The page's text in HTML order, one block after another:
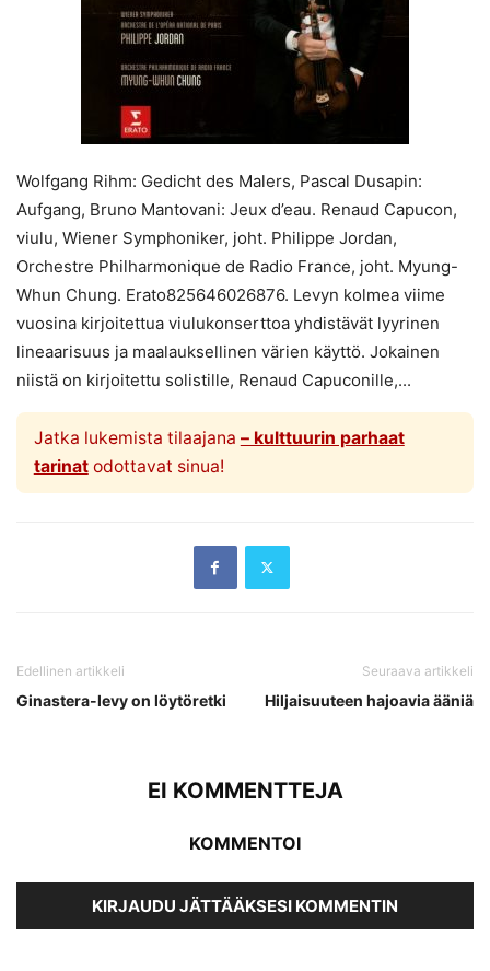
Wolfgang Rihm: Gedicht des Malers, Pascal Dusapin:
Aufgang, Bruno Mantovani: Jeux d’eau. Renaud Capucon,
viulu, Wiener Symphoniker, joht. Philippe Jordan,
Orchestre Philharmonique de Radio France, joht. Myung-
Whun Chung. Erato825646026876. Levyn kolmea viime
vuosina kirjoitettua viulukonserttoa yhdistävät lyyrinen
lineaarisuus ja maalauksellinen värien käyttö. Jokainen
niistä on kirjoitettu solistille, Renaud Capuconille,...
Jatka lukemista tilaajana – kulttuurin parhaat
tarinatodottavat sinua!
Edellinen artikkeli
Ginastera-levy on löytöretki
Seuraava artikkeli
Hiljaisuuteen hajoavia ääniä
EI KOMMENTTEJA
KOMMENTOI
KIRJAUDU JÄTTÄÄKSESI KOMMENTIN